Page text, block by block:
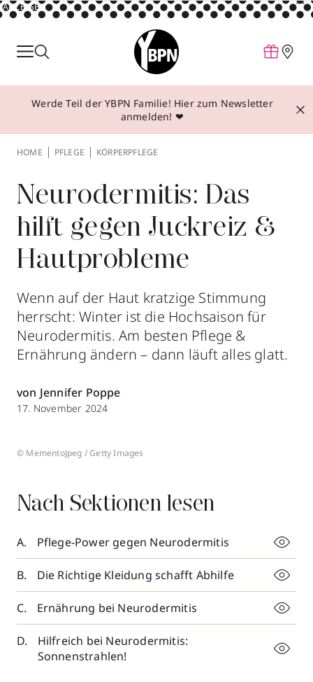
ANZEIGE
Parfum
Make-up
Behandlungen
Über YBPN
Aktionen
Storefinder
Werde Teil der YBPN Familie! Hier zum Newsletter
anmelden! ❤
HOME PFLEGE KÖRPERPFLEGE
Neurodermitis: Das
hilft gegen Juckreiz &
Hautprobleme
Wenn auf der Haut kratzige Stimmung
herrscht: Winter ist die Hochsaison für
Neurodermitis. Am besten Pflege &
Ernährung ändern – dann läuft alles glatt.
von Jennifer Poppe
17. November 2024
© MementoJpeg / Getty Images
Nach Sektionen lesen
Pflege-Power gegen Neurodermitis
Die Richtige Kleidung schafft Abhilfe
Ernährung bei Neurodermitis
Hilfreich bei Neurodermitis:
Sonnenstrahlen!